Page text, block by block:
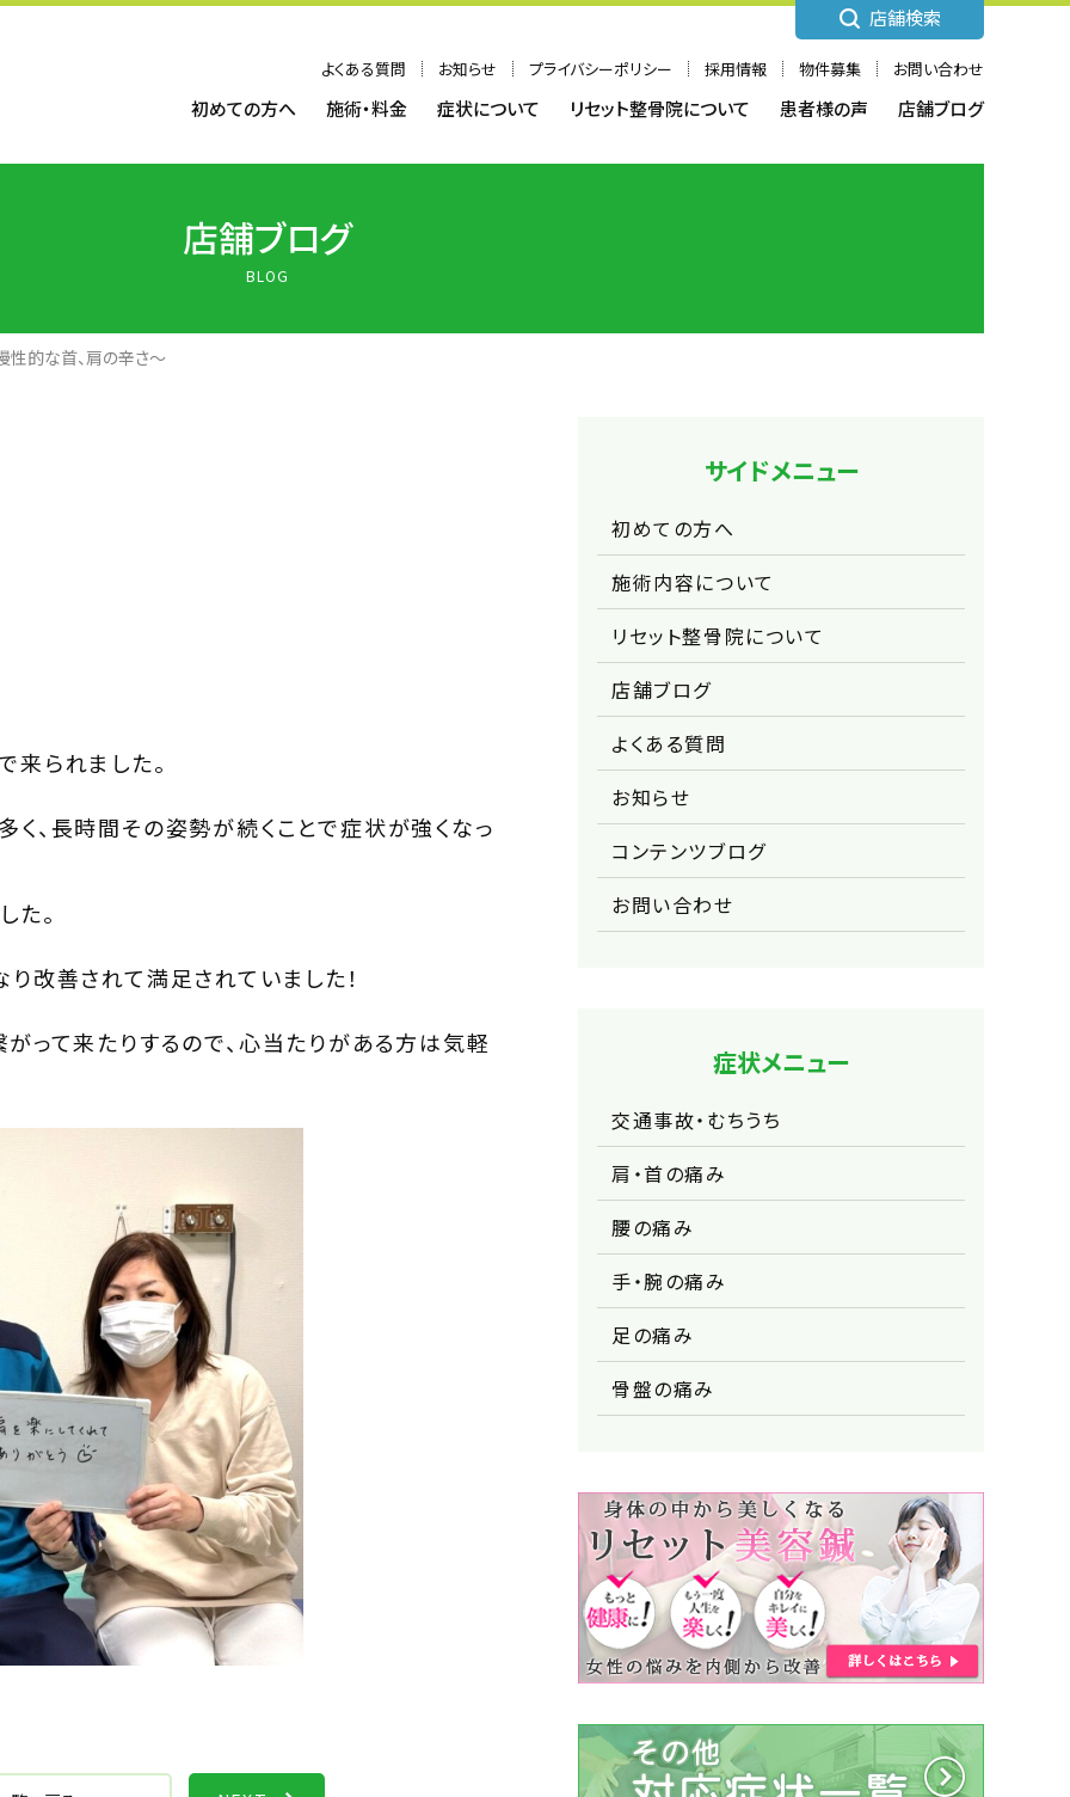
よくある質問 お知らせ プライバシーポリシー 採用情報 物件募集 お問い合わせ
初めての方へ 施術・料金 症状について リセット整骨院について 患者様の声 店舗ブログ
店舗検索
店舗ブログ
BLOG
的な首、肩の辛さ～
来られました。
、長時間その姿勢が続くことで症状が強くなっ
た。
改善されて満足されていました！
って来たりするので、心当たりがある方は気軽
サイドメニュー
初めての方へ
施術内容について
リセット整骨院について
店舗ブログ
よくある質問
お知らせ
コンテンツブログ
お問い合わせ
症状メニュー
交通事故・むちうち
肩・首の痛み
腰の痛み
手・腕の痛み
足の痛み
骨盤の痛み